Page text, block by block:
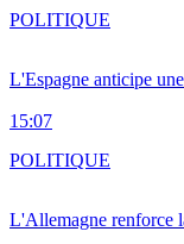
L'Espagne anticipe
15:07
POLITIQUE
L'Allemagne renforce
POLITIQUE